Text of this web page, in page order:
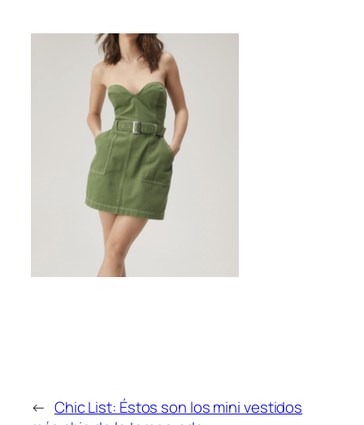
← Chic List: Éstos son los mini vestidos